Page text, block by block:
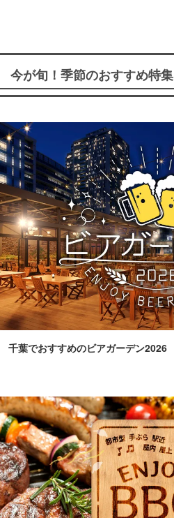
今が旬！季節のおすすめ特集
千葉でおすすめのビアガーデン2026